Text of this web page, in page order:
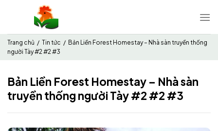
dung
Trang chủ / Tin tức / Bản Liền Forest Homestay – Nhà sàn truyền thống
người Tày #2 #2 #3
Bản Liền Forest Homestay – Nhà sàn
truyền thống người Tày #2 #2 #3